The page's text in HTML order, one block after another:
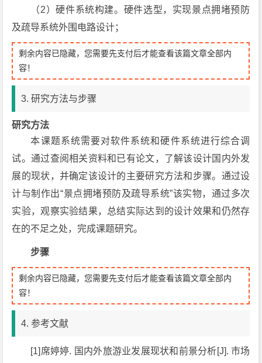
（2）硬件系统构建。硬件选型，实现景点拥堵预防
及疏导系统外围电路设计；
剩余内容已隐藏，您需要先支付后才能查看该篇文章全部内
容！
3. 研究方法与步骤
研究方法
本课题系统需要对软件系统和硬件系统进行综合调
试。通过查阅相关资料和已有论文，了解该设计国内外发
展的现状，并确定该设计的主要研究方法和步骤。通过设
计与制作出“景点拥堵预防及疏导系统”该实物，通过多次
实验，观察实验结果，总结实际达到的设计效果和仍然存
在的不足之处，完成课题研究。
步骤
剩余内容已隐藏，您需要先支付后才能查看该篇文章全部内
容！
4. 参考文献
[1]席婷婷. 国内外旅游业发展现状和前景分析[J]. 市场